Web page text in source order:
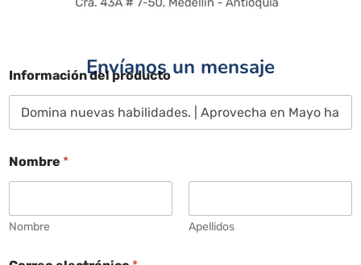
Envíanos un mensaje
Información del producto
Nombre *
Nombre Apellidos